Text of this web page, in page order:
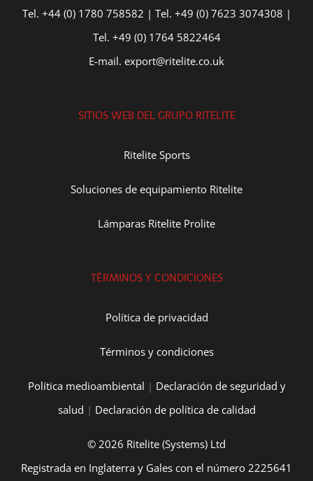
Tel. +44 (0) 1780 758582 | Tel. +49 (0) 7623 3074308 |
Tel. +49 (0) 1764 5822464
E-mail. export@ritelite.co.uk
SITIOS WEB DEL GRUPO RITELITE
Ritelite Sports
Soluciones de equipamiento Ritelite
Lámparas Ritelite Prolite
TÉRMINOS Y CONDICIONES
Política de privacidad
Términos y condiciones
Política medioambiental | Declaración de seguridad y
salud | Declaración de política de calidad
© 2026 Ritelite (Systems) Ltd
Registrada en Inglaterra y Gales con el número 2225641